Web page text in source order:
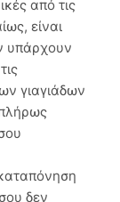
από τις
είναι
υπάρχουν
γιαγιάδων
δεν